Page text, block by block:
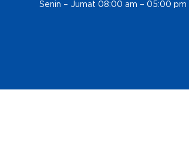
Senin – Jumat 08:00 am – 05:00 pm